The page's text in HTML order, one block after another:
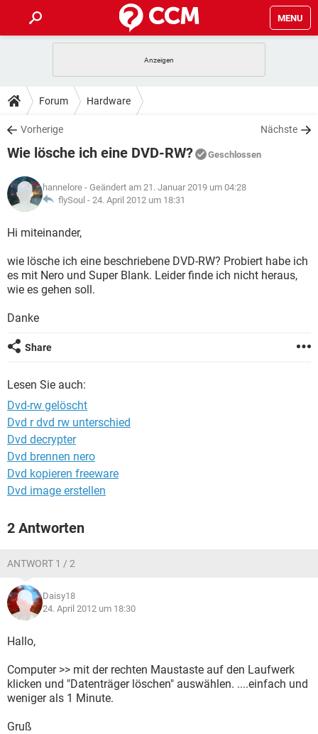
MENU
ANDROID
WINDOWS 10
WHATSAPP TIKTOK
FACEBOOK
TIPPS & TRICKS
SPIELE
WHATSAPP TIKTOK
FACEBOOK
DOWNLOADS
SPIELE STREAMING
ANDROID
WINDOWS 10 INSTAGRAM
WHATSAPP
SPIELE STREAMING
ANDROID
WINDOWS 10
WHATSAPP TIKTOK
FACEBOOK
LEXIKON
SPIELE
WINDOWS 10 INSTAGRAM
WHATSAPP
FACEBOOK
Forum Hardware
Vorherige Nächste
Wie lösche ich eine DVD-RW? Geschlossen
hannelore - Geändert am 21. Januar 2019 um 04:28
flySoul - 24. April 2012 um 18:31
Hi miteinander,
wie lösche ich eine beschriebene DVD-RW? Probiert habe ich
es mit Nero und Super Blank. Leider finde ich nicht heraus,
wie es gehen soll.
Danke
Share
Lesen Sie auch:
Dvd-rw gelöscht
Dvd r dvd rw unterschied
Dvd decrypter
Dvd brennen nero
Dvd kopieren freeware
Dvd image erstellen
2 Antworten
ANTWORT 1 / 2
Daisy18
24. April 2012 um 18:30
Hallo,
Computer >> mit der rechten Maustaste auf den Laufwerk
klicken und "Datenträger löschen" auswählen. ....einfach und
weniger als 1 Minute.
Gruß